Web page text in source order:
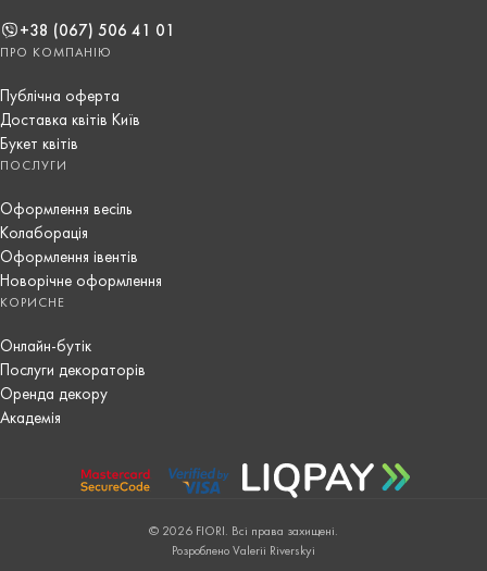
+38 (067) 506 41 01
ПРО КОМПАНІЮ
Публічна оферта
Доставка квітів Київ
Букет квітів
ПОСЛУГИ
Оформлення весіль
Колаборація
Оформлення івентів
Новорічне оформлення
КОРИСНЕ
Онлайн-бутік
Послуги декораторів
Оренда декору
Академія
© 2026 FIORI. Всі права захищені.
Розроблено Valerii Riverskyi